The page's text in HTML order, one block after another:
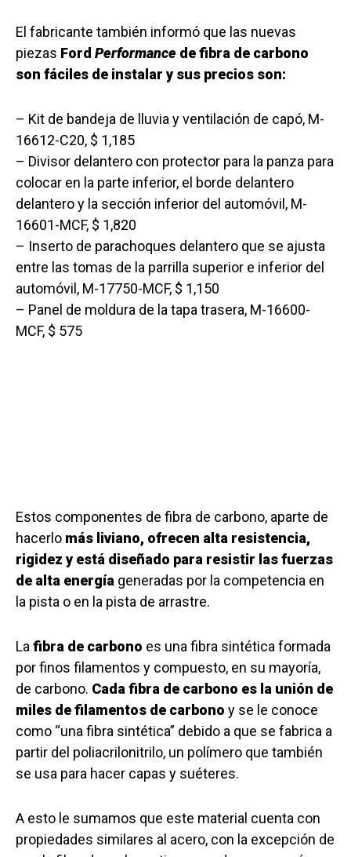
El fabricante también informó que las nuevas
piezas Ford Performance de fibra de carbono
son fáciles de instalar y sus precios son:
– Kit de bandeja de lluvia y ventilación de capó, M-
16612-C20, $ 1,185
– Divisor delantero con protector para la panza para
colocar en la parte inferior, el borde delantero
delantero y la sección inferior del automóvil, M-
16601-MCF, $ 1,820
– Inserto de parachoques delantero que se ajusta
entre las tomas de la parrilla superior e inferior del
automóvil, M-17750-MCF, $ 1,150
– Panel de moldura de la tapa trasera, M-16600-
MCF, $ 575
Estos componentes de fibra de carbono, aparte de
hacerlo más liviano, ofrecen alta resistencia,
rigidez y está diseñado para resistir las fuerzas
de alta energía generadas por la competencia en
la pista o en la pista de arrastre.
La fibra de carbono es una fibra sintética formada
por finos filamentos y compuesto, en su mayoría,
de carbono. Cada fibra de carbono es la unión de
miles de filamentos de carbono y se le conoce
como “una fibra sintética” debido a que se fabrica a
partir del poliacrilonitrilo, un polímero que también
se usa para hacer capas y suéteres.
A esto le sumamos que este material cuenta con
propiedades similares al acero, con la excepción de